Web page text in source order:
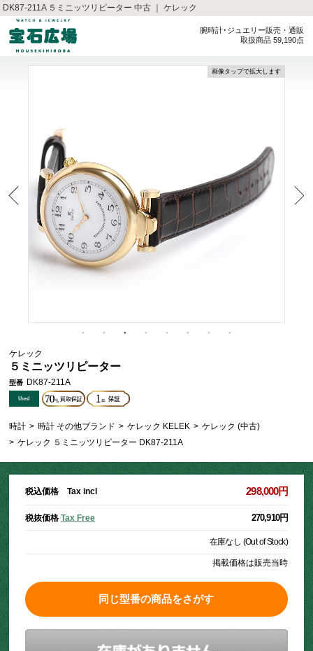
DK87-211A ５ミニッツリピーター 中古 ｜ ケレック
腕時計･ジュエリー販売・通販
取扱商品 59,190点
画像タップで拡大します
ケレック
５ミニッツリピーター
型番 DK87-211A
時計 > 時計 その他ブランド > ケレック KELEK > ケレック (中古)
> ケレック ５ミニッツリピーター DK87-211A
税込価格 Tax incl 298,000円
税抜価格 Tax Free 270,910円
在庫なし (Out of Stock)
掲載価格は販売当時
同じ型番の商品をさがす